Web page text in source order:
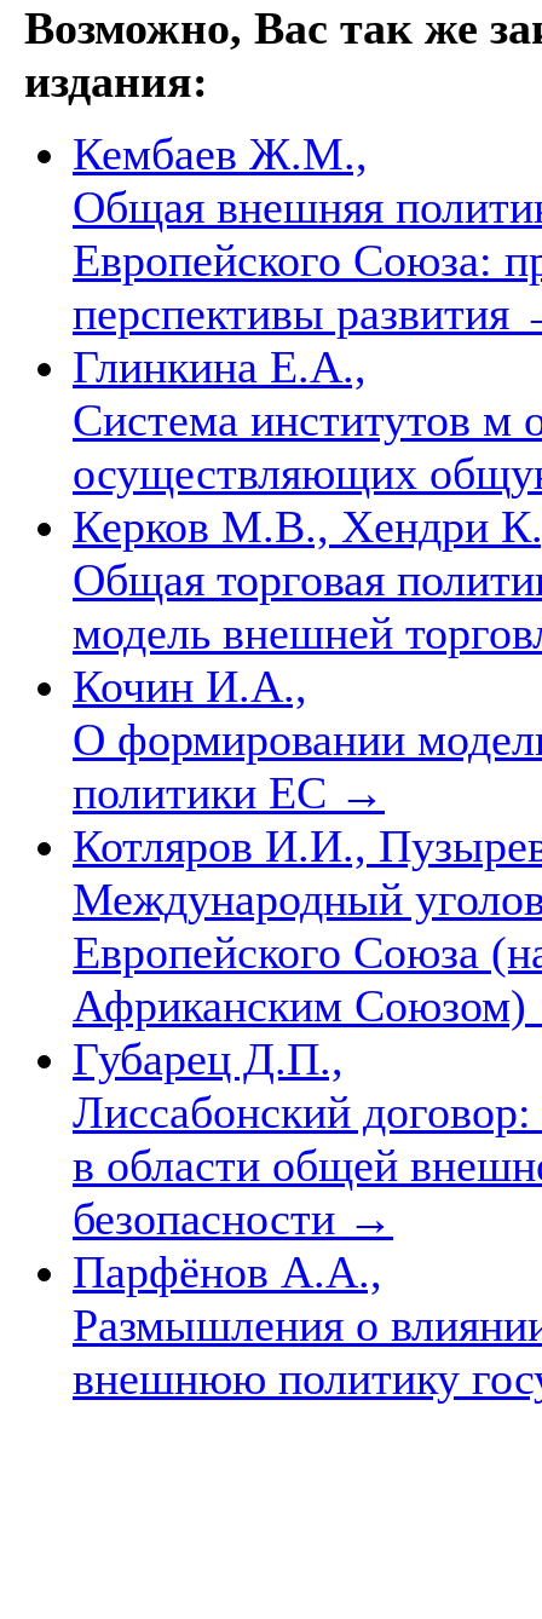
Возможно, Вас так же
издания:
Кембаев Ж.М.,
Общая внешняя
Европейского Союза:
перспективы развития
Глинкина Е.А.,
Система институтов м
осуществляющих
Керков М.В., Хендри
Общая торговая
модель внешней
Кочин И.А.,
О формировании
политики ЕС →
Котляров И.И.,
Международный
Европейского Союза
Африканским Союзом)
Губарец Д.П.,
Лиссабонский
в области общей
безопасности →
Парфёнов А.А.,
Размышления о
внешнюю политику